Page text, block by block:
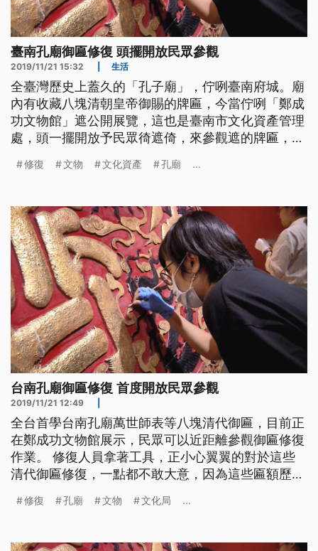
臺南孔廟御匾修復 頭擺開放民眾參觀
2019/11/21 15:32 生活
全臺灣歷史上蓋久的「孔子廟」，佇咧臺南府城。廟
內有收藏八塊清朝皇帝御賜的牌匾，今當佇咧「鄭成
功文物館」遮公開展覽，這也是臺南市文化資產管理
處，頭一擺開放予民眾徛遮倚，來參觀遮的牌匾，現
擺有地看。 修復人員拿著工具，正小心翼翼的對於
歷史都超過300年，跟以往不一樣，文物修復工作過
往都是不對外開放，但這次台南
修復 文物 文化資產 孔廟 ...
台南孔廟御匾修復 首度開放民眾參觀
2019/11/21 12:49
全台首學台南孔廟萬世師表等八塊清代御匾，目前正
在鄭成功文物館展示，民眾可以近距離參觀御匾修復
作業。 修復人員拿著工具，正小心翼翼的對於這些
清代御匾修復，一點都不敢大意，因為這些匾額歷史
是不對外開放，但這次台南市文化局特別開放給民眾
「我們也很喜歡，很希望能夠看到他們怎麼修復，雖
修復 孔廟 文物 文化局 ...